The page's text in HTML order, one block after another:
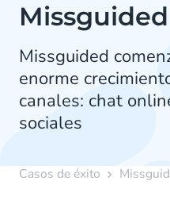
Missguided
Missguided
enorme
canales: chat
sociales
Casos de éxito